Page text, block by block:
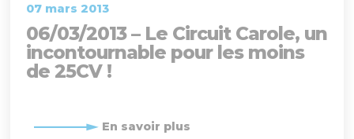
07 mars 2013
06/03/2013 – Le Circuit Carole, un
incontournable pour les moins
de 25CV !
En savoir plus